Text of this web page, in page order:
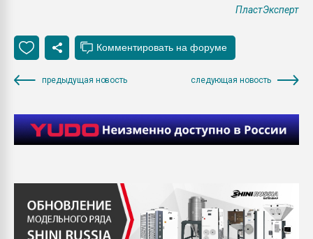
ПластЭксперт
предыдущая новость следующая новость